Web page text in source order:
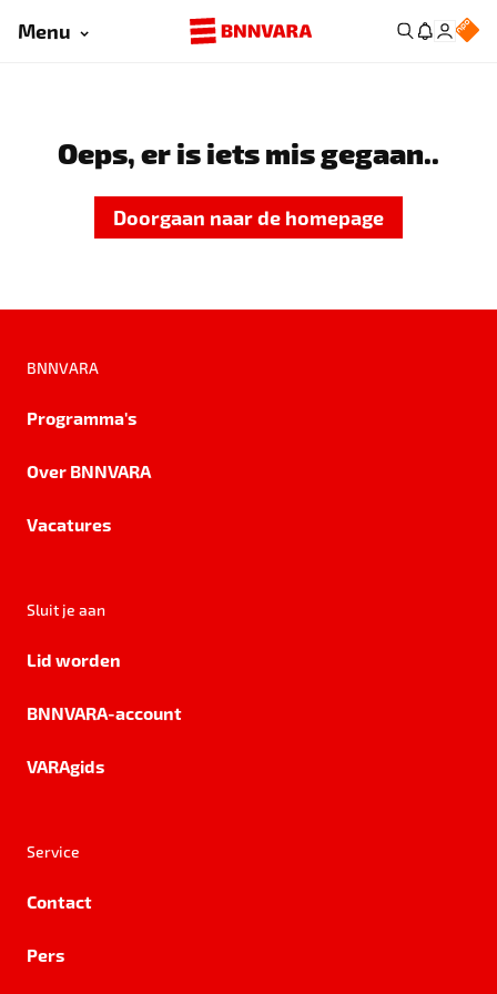
Menu
Oeps, er is iets mis gegaan..
Doorgaan naar de homepage
BNNVARA
Programma's
Over BNNVARA
Vacatures
Sluit je aan
Lid worden
BNNVARA-account
VARAgids
Service
Contact
Pers